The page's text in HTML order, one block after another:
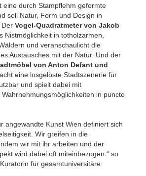
eine durch Stampflehm geformte
soll Natur, Form und Design in
Der Vogel-Quadratmeter von Jakob
Nistmöglichkeit in totholzarmen,
und veranschaulicht die
Austausches mit der Natur. Und der
von Anton Defant und
eine losgelöste Stadtszenerie für
und spielt dabei mit
in puncto
angewandte Kunst Wien definiert sich
Wir greifen in die
wir mit ihr arbeiten und der
wird dabei oft miteinbezogen.“ so
für gesamtuniversitäre